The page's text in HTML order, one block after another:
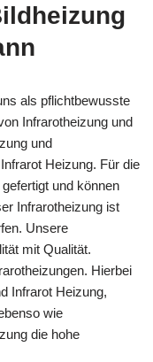
als pflichtbewusste
Infrarotheizung und
und
Heizung. Für die
und können
Infrarotheizung ist
Unsere
mit Qualität.
Hierbei
Infrarot Heizung,
wie
die hohe